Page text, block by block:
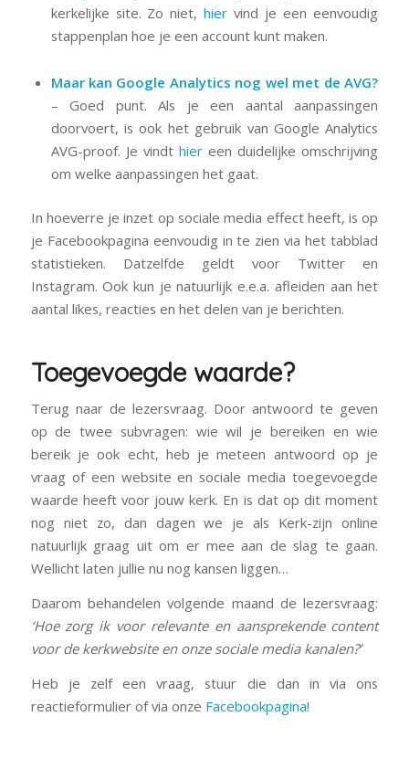
kerkelijke site. Zo niet,hier vind je een eenvoudig
stappenplan hoe je een account kunt maken.
Maar kan Google Analytics nog wel met de AVG?
– Goed punt. Als je een aantal aanpassingen
doorvoert, is ook het gebruik van Google Analytics
AVG-proof. Je vindt hiereen duidelijke omschrijving
om welke aanpassingen het gaat.
In hoeverre je inzet op sociale media effect heeft, is op
je Facebookpagina eenvoudig in te zien via het tabblad
statistieken. Datzelfde geldt voor Twitter en
Instagram. Ook kun je natuurlijk e.e.a. afleiden aan het
aantal likes, reacties en het delen van je berichten.
Toegevoegde waarde?
Terug naar de lezersvraag. Door antwoord te geven
op de twee subvragen: wie wil je bereiken en wie
bereik je ook echt, heb je meteen antwoord op je
vraag of een website en sociale media toegevoegde
waarde heeft voor jouw kerk. En is dat op dit moment
nog niet zo, dan dagen we je als Kerk-zijn online
natuurlijk graag uit om er mee aan de slag te gaan.
Wellicht laten jullie nu nog kansen liggen…
Daarom behandelen volgende maand de lezersvraag:
‘Hoe zorg ik voor relevante en aansprekende content
voor de kerkwebsite en onze sociale media kanalen?’
Heb je zelf een vraag, stuur die dan in via ons
reactieformulier of via onze Facebookpagina!